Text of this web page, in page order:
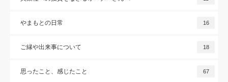
やまもとの日常 16
ご縁や出来事について 18
思ったこと、感じたこと 67